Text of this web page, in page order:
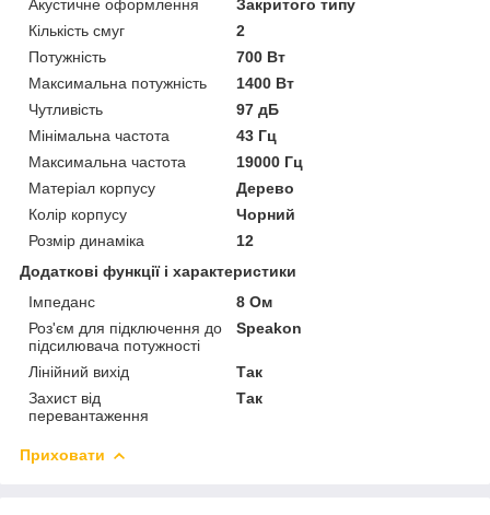
Акустичне оформлення
Закритого типу
Кількість смуг
2
Потужність
700 Вт
Максимальна потужність
1400 Вт
Чутливість
97 дБ
Мінімальна частота
43 Гц
Максимальна частота
19000 Гц
Матеріал корпусу
Дерево
Колір корпусу
Чорний
Розмір динаміка
12
Додаткові функції і характеристики
Імпеданс
8 Ом
Роз'єм для підключення до
підсилювача потужності
Speakon
Лінійний вихід
Так
Захист від
перевантаження
Так
Приховати